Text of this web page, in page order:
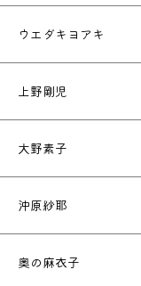
ウエダキヨアキ
上野剛児
大野素子
沖原紗耶
奥の麻衣子